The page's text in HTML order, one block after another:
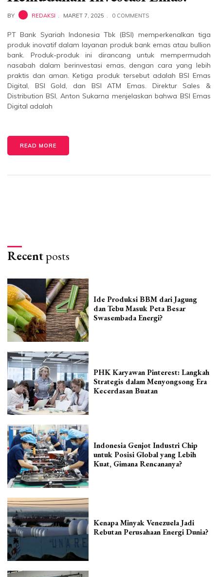
BY REDAKSI MARET 7, 2025 0 COMMENTS
PT Bank Syariah Indonesia Tbk (BSI) memperkenalkan tiga
produk inovatif dalam layanan produk bank emas atau bullion
bank. Produk-produk ini dirancang untuk mempermudah
nasabah dalam berinvestasi emas, dengan cara yang lebih
praktis dan aman. Ketiga produk tersebut adalah BSI Emas
Digital, BSI Gold, dan BSI ATM Emas. Direktur Sales &
Distribution BSI, Anton Sukarna menjelaskan bahwa BSI Emas
Digital adalah
READ MORE
Recentposts
Ide Produksi BBM dari Jagung
dan Tebu Masuk Peta Besar
Swasembada Energi?
PHK Karyawan Pinterest: Langkah
Strategis dalam Menyongsong Era
Kecerdasan Buatan
Indonesia Genjot Industri Chip
untuk Posisi Global yang Lebih
Kuat, Gimana Rencananya?
Kenapa Minyak Venezuela Jadi
Rebutan Perusahaan Energi Dunia?